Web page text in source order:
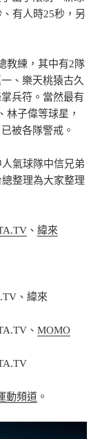
有人時25秒，另
教練，其中有2隊
、樂天桃猿古久
兵符。當然最有
林子偉等球星，
被各隊警戒。
氣球隊中信兄弟
總整理為大家整理
、緯來
、緯來
、MOMO
動頻道 。